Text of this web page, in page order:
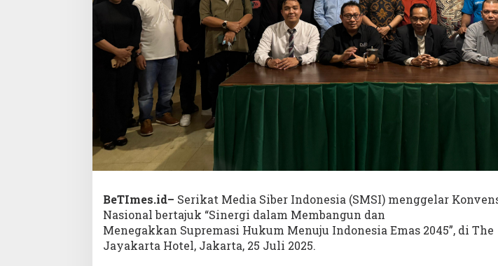
BeTImes.id– Serikat Media Siber Indonesia (SMSI) menggelar
Nasional bertajuk “Sinergi dalam Membangun dan
Menegakkan Supremasi Hukum Menuju Indonesia Emas 2045”, di The
Jayakarta Hotel, Jakarta, 25 Juli 2025.